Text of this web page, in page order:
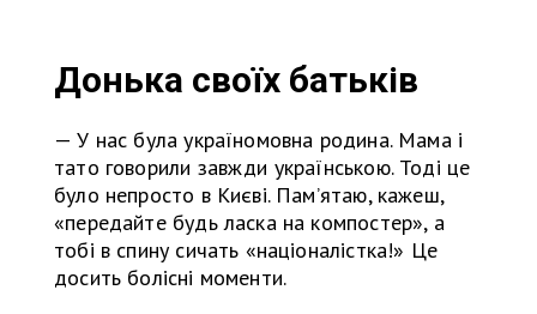
Донька своїх батьків
— У нас була україномовна родина. Мама і
тато говорили завжди українською. Тоді це
було непросто в Києві. Пам’ятаю, кажеш,
«передайте будь ласка на компостер», а
тобі в спину сичать «націоналістка!» Це
досить болісні моменти.